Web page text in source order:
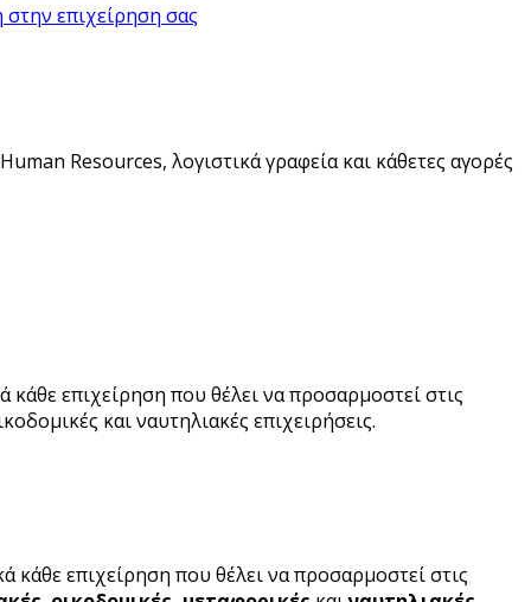
επιχείρηση σας
Resources, λογιστικά γραφεία και κάθετες αγορές
επιχείρηση που θέλει να προσαρμοστεί στις
και ναυτηλιακές επιχειρήσεις.
επιχείρηση που θέλει να προσαρμοστεί στις